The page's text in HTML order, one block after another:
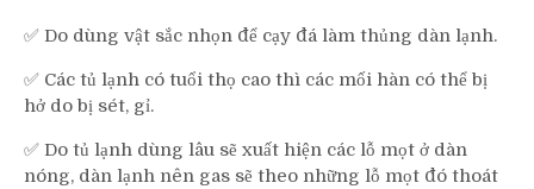
✅ Do dùng vật sắc nhọn để cạy đá làm thủng dàn lạnh.
✅ Các tủ lạnh có tuổi thọ cao thì các mối hàn có thể bị
hở do bị sét, gỉ.
✅ Do tủ lạnh dùng lâu sẽ xuất hiện các lỗ mọt ở dàn
nóng, dàn lạnh nên gas sẽ theo những lỗ mọt đó thoát